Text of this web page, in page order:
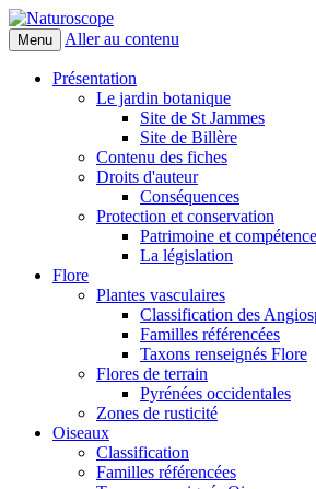
Naturoscope
Menu Aller au contenu
Présentation
Le jardin botanique
Site de St Jammes
Site de Billère
Contenu des fiches
Droits d'auteur
Conséquences
Protection et conservation
Patrimoine et
La législation
Flore
Plantes vasculaires
Classification des
Familles référencées
Taxons renseignés Flore
Flores de terrain
Pyrénées occidentales
Zones de rusticité
Oiseaux
Classification
Familles référencées